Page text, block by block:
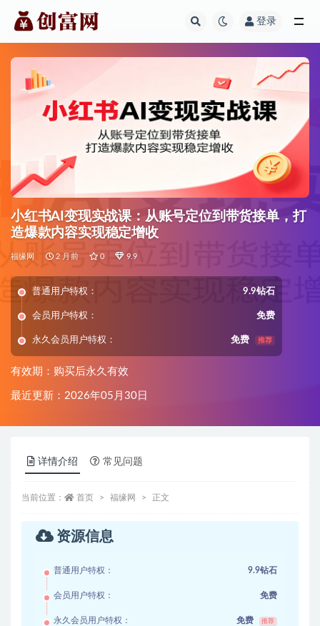
登录
小红书AI变现实战课：从账号定位到带货接单，打
造爆款内容实现稳定增收
福缘网 2 月前 0 9.9
普通用户特权： 9.9钻石
会员用户特权： 免费
永久会员用户特权： 免费 推荐
有效期：购买后永久有效
最近更新：2026年05月30日
详情介绍 常见问题
当前位置： 首页 福缘网 正文
资源信息
普通用户特权： 9.9钻石
会员用户特权： 免费
永久会员用户特权： 免费 推荐